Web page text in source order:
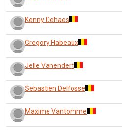
Kenny Dehaes
Gregory Habeaux
Jelle Vanendert
Sebastien Delfosse
Maxime Vantomme